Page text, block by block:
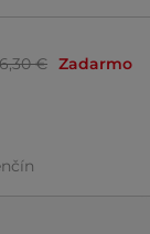
6,30 € Zadarmo